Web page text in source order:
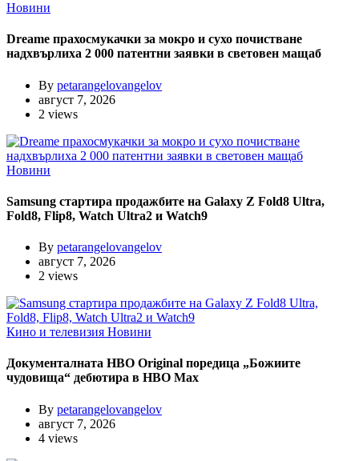
Новини
Dreame прахосмукачки за мокро и сухо почистване
надхвърлиха 2 000 патентни заявки в световен мащаб
By petarangelovangelov
август 7, 2026
2 views
Новини
Samsung стартира продажбите на Galaxy Z Fold8 Ultra,
Fold8, Flip8, Watch Ultra2 и Watch9
By petarangelovangelov
август 7, 2026
2 views
Кино и телевизия Новини
Документалната HBO Original поредица „Божиите
чудовища“ дебютира в HBO Max
By petarangelovangelov
август 7, 2026
4 views